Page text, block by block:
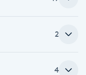
2
4